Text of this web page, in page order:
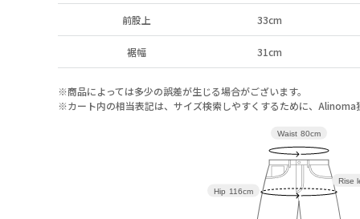
前股上 33cm
裾幅 31cm
※商品によっては多少の誤差が生じる場合がございます。
※カート内の相当表記は、サイズ検索しやすくするために、Alinoma
Rise
Hip 116cm
Waist 80cm